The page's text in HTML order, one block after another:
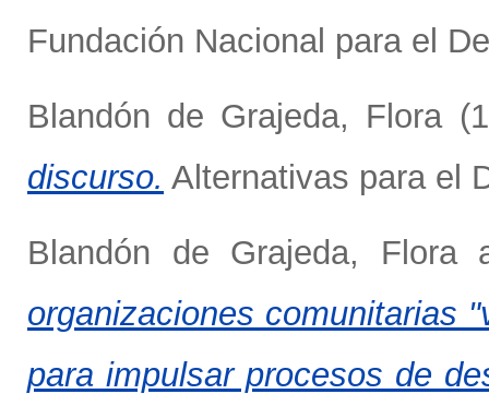
Fundación Nacional para el
Blandón de Grajeda, Flora
discurso. Alternativas para el
Blandón de Grajeda, Flora
organizaciones comunitarias
para impulsar procesos de